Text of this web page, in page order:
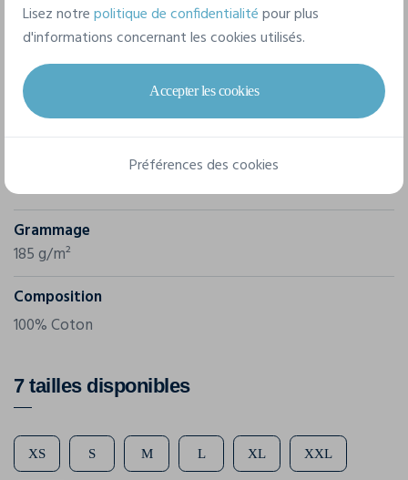
Caractéristiques
Marque
B&C
TW08T
Grammage
185 g/m²
Composition
100% Coton
7 tailles disponibles
XS S M L XL XXL
Lisez notrepolitique de confidentialitépour plus
d'informations concernant les cookies utilisés.
Accepter les cookies
Préférences des cookies